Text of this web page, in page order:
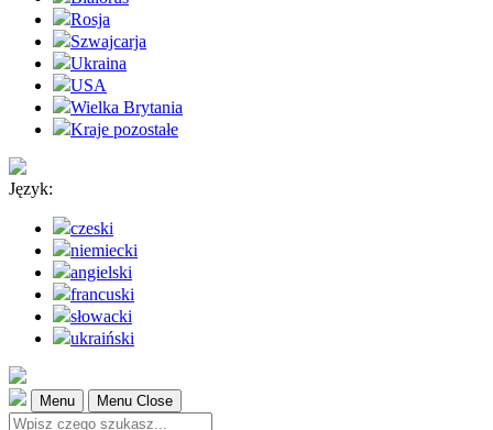
Rosja
Szwajcarja
Ukraina
USA
Wielka Brytania
Kraje pozostałe
Język:
czeski
niemiecki
angielski
francuski
słowacki
ukraiński
Menu Menu Close